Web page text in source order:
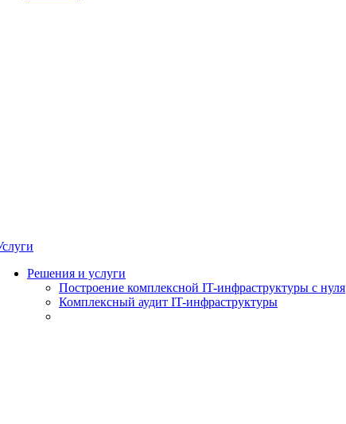
Решения и услуги
Построение комплексной IT-инфраструктуры с нуля
Комплексный аудит IT-инфраструктуры